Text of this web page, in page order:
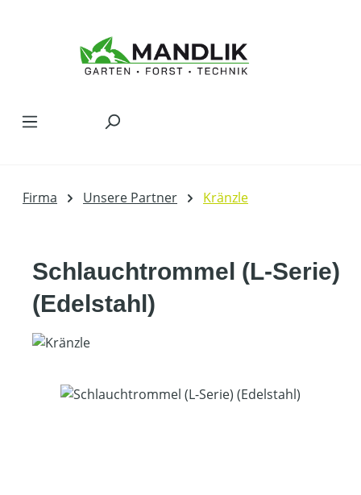
Firma Unsere Partner Kränzle
Schlauchtrommel (L-Serie)
(Edelstahl)
Bildergalerie überspringen